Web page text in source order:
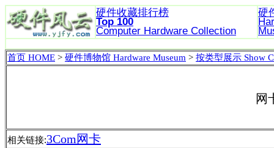
硬件收藏排行榜
Top 100
Computer Hardware Collection
硬
首页 HOME > 硬件博物馆 Hardware Museum > 按类型展示 Show
网
相关链接:3Com网卡